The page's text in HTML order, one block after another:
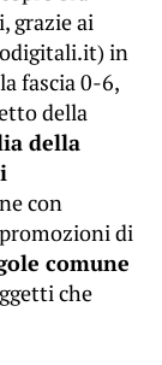
grazie ai
in
fascia 0-6,
della
della
con
di
comune
che